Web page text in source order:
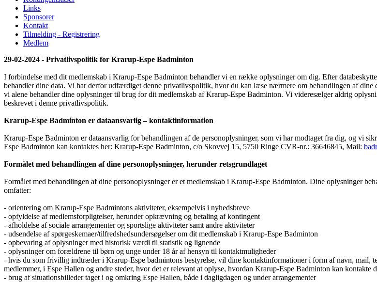
Links
Sponsorer
Kontakt
Tilmelding - Registrering
Medlem
29-02-2024 - Privatlivspolitik for Krarup-Espe Badminton
I forbindelse med dit medlemskab i Krarup-Espe Badminton behandler vi en række oplysninger om dig. Efter
behandler dine data. Vi har derfor udfærdiget denne privatlivspolitik, hvor du kan læse nærmere om behandlingen af
vi alene behandler dine oplysninger til brug for dit medlemskab af Krarup-Espe Badminton. Vi videresælger aldrig
beskrevet i denne privatlivspolitik.
Krarup-Espe Badminton er dataansvarlig – kontaktinformation
Krarup-Espe Badminton er dataansvarlig for behandlingen af de personoplysninger, som vi har modtaget fra dig, og vi
Espe Badminton kan kontaktes her: Krarup-Espe Badminton, c/o Skovvej 15, 5750 Ringe CVR-nr.: 36646845, Mail:
Formålet med behandlingen af dine personoplysninger, herunder retsgrundlaget
Formålet med behandlingen af dine personoplysninger er et medlemskab i Krarup-Espe Badminton. Dine oplysninger
omfatter:
- orientering om Krarup-Espe Badmintons aktiviteter, eksempelvis i nyhedsbreve
- opfyldelse af medlemsforpligtelser, herunder opkrævning og betaling af kontingent
- afholdelse af sociale arrangementer og sportslige aktiviteter samt andre aktiviteter
- udsendelse af spørgeskemaer/tilfredshedsundersøgelser om dit medlemskab i Krarup-Espe Badminton
- opbevaring af oplysninger med historisk værdi til statistik og lignende
- oplysninger om forældrene til børn og unge under 18 år af hensyn til kontaktmuligheder
- hvis du som frivillig indtræder i Krarup-Espe badmintons bestyrelse, vil dine kontaktinformationer i form af navn, mail,
medlemmer, i Espe Hallen og andre steder, hvor det er relevant at oplyse, hvordan Krarup-Espe Badminton kan kontakte
- brug af situationsbilleder taget i og omkring Espe Hallen, både i dagligdagen og under arrangementer